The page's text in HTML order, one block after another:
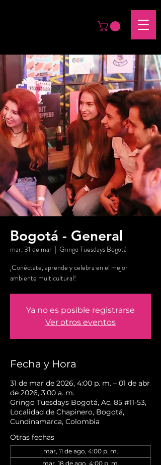
Bogotá - General
mar, 31 de mar
  |
Gringo Tuesdays Bogotá
¡Conéctate, aprende y celebra en el mejor
ambiente multicultural!
Ya no es posible registrarse
Ver otros eventos
Fecha y Hora
31 de mar de 2026, 4:00 p. m. – 01 de abr
de 2026, 3:00 a. m.
Gringo Tuesdays Bogotá, Ac. 85 #11-53,
Localidad de Chapinero, Bogotá,
Cundinamarca, Colombia
Otras fechas
mar, 11 de ago, 4:00 p. m.
mar, 18 de ago, 4:00 p. m.